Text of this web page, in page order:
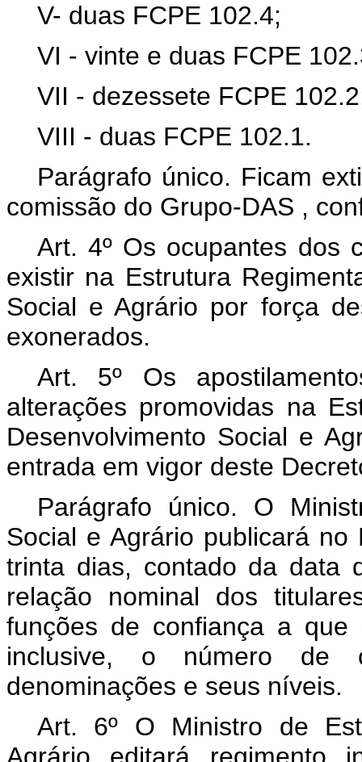
V- duas FCPE 102.4;
VI - vinte e duas FCPE
VII - dezessete FCPE
VIII - duas FCPE 102.1.
Parágrafo único. Ficam
comissão do Grupo-DAS ,
Art. 4º Os ocupantes dos
existir na Estrutura
Social e Agrário por força
exonerados.
Art. 5º Os
alterações promovidas na
Desenvolvimento Social e
entrada em vigor deste
Parágrafo único. O
Social e Agrário publicará
trinta dias, contado da data
relação nominal dos
funções de confiança a
inclusive, o número de
denominações e seus níveis.
Art. 6º O Ministro de